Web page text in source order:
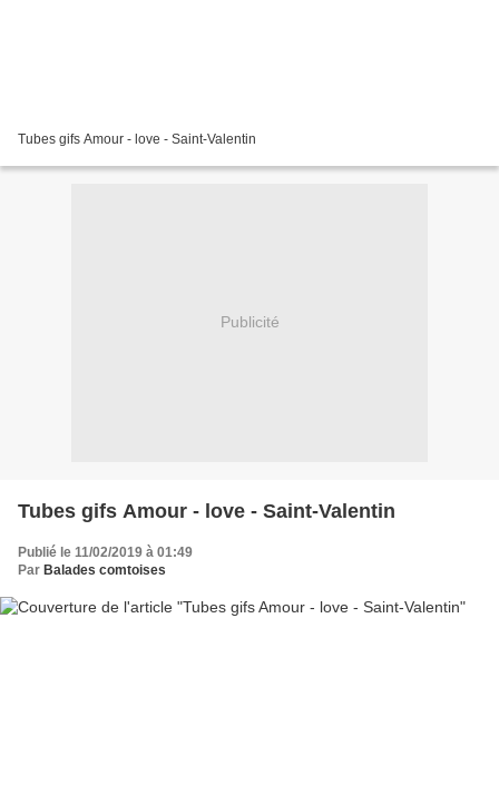
Tubes gifs Amour - love - Saint-Valentin
Publicité
Tubes gifs Amour - love - Saint-Valentin
Publié le 11/02/2019 à 01:49
Par Balades comtoises